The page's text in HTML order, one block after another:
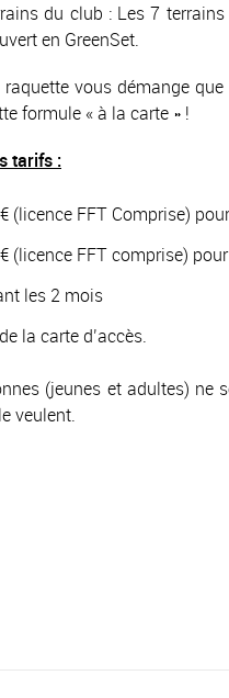
du club : Les 7
en GreenSet.
raquette vous démange
formule « à la carte » !
tarifs :
(licence FFT Comprise)
(licence FFT comprise)
les 2 mois
la carte d’accès.
(jeunes et adultes)
veulent.